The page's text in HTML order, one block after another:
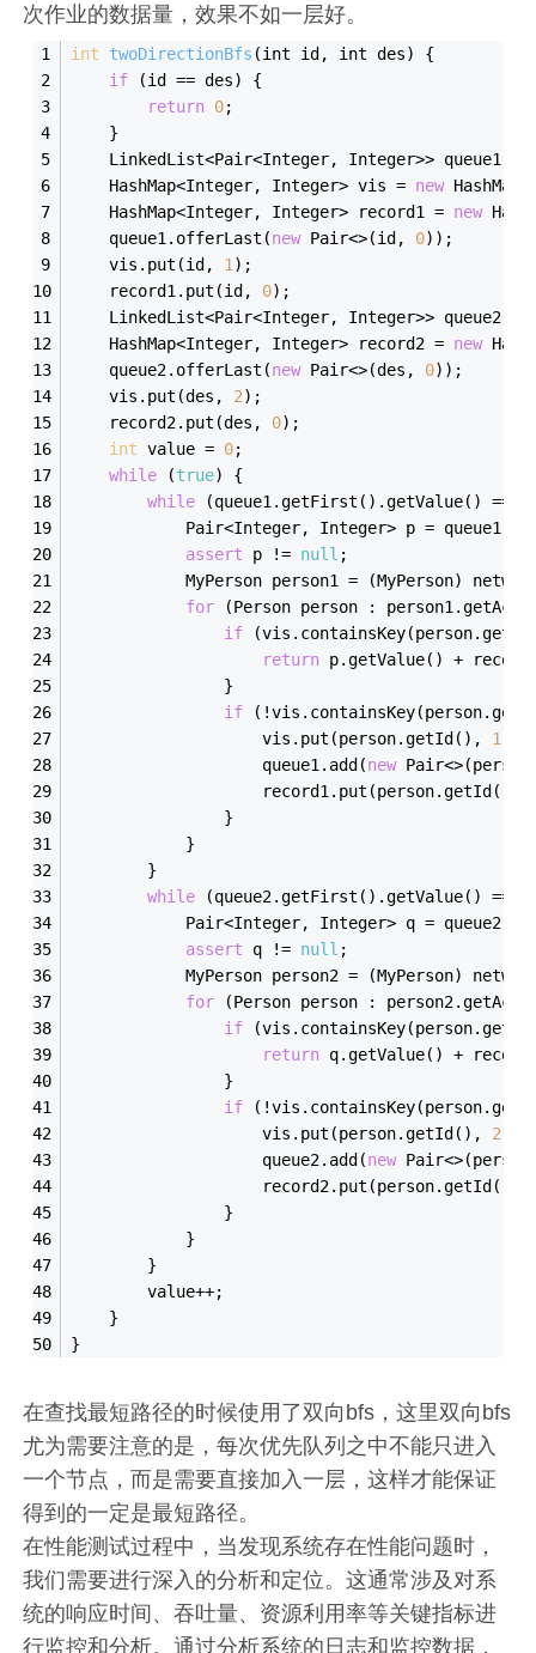
次作业的数据量，效果不如一层好。
int twoDirectionBfs (int id , int des)
{
if (id == des) {
return 0;
    }
    LinkedList<Pair<Integer, Integer>> queue1 =
    HashMap<Integer, Integer> vis =
new
    HashMap<Integer, Integer> record1 =
new
    queue1.offer
Last(new Pair<>(id , 0) );
    vis.put(id,
1 );
    record1.put(id,
0);
    LinkedList<Pair<Integer, Integer>> queue2 =
    HashMap<Integer, Integer> record2 =
new
    queue2.offer
Last(new Pair<>(des , 0) );
    vis.put(des,
2);
    record2.put(des,
0);
int value = 0;
while (true) {
while (queue1.getFirst() .getValue() ==
Pair<Integer, Integer> p =
assert p != null ;
MyPerson person1 = (MyPerson)
for (Person person : person1.get
if (vis.containsKey(person.getId
return p.getValue()
+
                }
if (!vis.containsKey(person.
                    vis.put(person.get
Id() , 1
                    queue1.add(
new
                    record1.put(person.get
Id()
                }
            }
        }
while (queue2.getFirst() .getValue() ==
Pair<Integer, Integer> q =
assert q != null ;
MyPerson person2 = (MyPerson)
for (Person person : person2.get
if (vis.containsKey(person.getId
return q.getValue()
+
                }
if (!vis.containsKey(person.
                    vis.put(person.get
Id() , 2
                    queue2.add(
new
                    record2.put(person.get
Id()
                }
            }
        }
        value++;
    }
}
在查找最短路径的时候使用了双向bfs，这里双向bfs
尤为需要注意的是，每次优先队列之中不能只进入
一个节点，而是需要直接加入一层，这样才能保证
得到的一定是最短路径。
在性能测试过程中，当发现系统存在性能问题时，
我们需要进行深入的分析和定位。这通常涉及对系
统的响应时间、吞吐量、资源利用率等关键指标进
行监控和分析。通过分析系统的日志和监控数据，